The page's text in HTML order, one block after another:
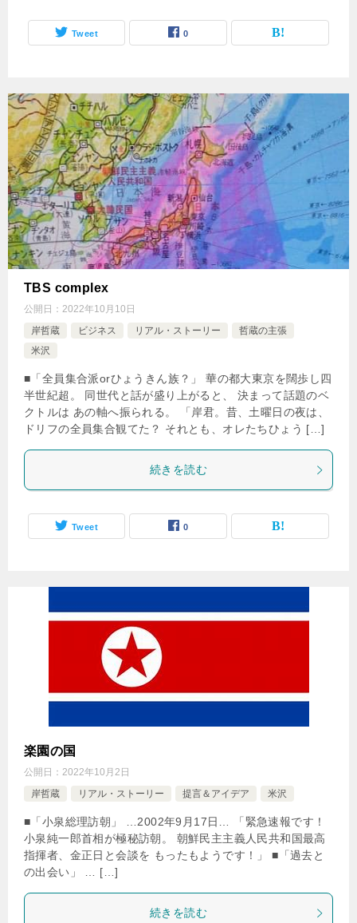
Tweet 0
TBS complex
公開日： 2022年10月10日
岸哲蔵
ビジネス リアル・ストーリー
哲蔵の主張
米沢
■「全員集合派orひょうきん族？」 華の都大東京を闊歩し四
半世紀超。 同世代と話が盛り上がると、 決まって話題のベ
クトルは あの軸へ振られる。 「岸君。昔、土曜日の夜は、
ドリフの全員集合観てた？ それとも、オレたちひょう […]
続きを読む
Tweet 0
楽園の国
公開日： 2022年10月2日
岸哲蔵
リアル・ストーリー 提言＆アイデア 米沢
■「小泉総理訪朝」 …2002年9月17日… 「緊急速報です！
小泉純一郎首相が極秘訪朝。 朝鮮民主主義人民共和国最高
指揮者、金正日と会談を もったもようです！」 ■「過去と
の出会い」 … […]
続きを読む